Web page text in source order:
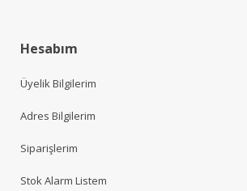
Hesabım
Üyelik Bilgilerim
Adres Bilgilerim
Siparişlerim
Stok Alarm Listem